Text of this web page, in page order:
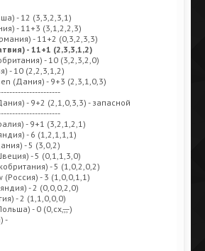
- 12 (3,3,2,3,1)
- 11+3 (3,1,2,2,3)
- 11+2 (0,3,2,3,3)
- 11+1 (2,3,3,1,2)
- 10 (3,2,3,2,0)
- 10 (2,2,3,1,2)
(Дания) - 9+3 (2,3,1,0,3)
- 9+2 (2,1,0,3,3) - запасной
- 9+1 (3,2,1,2,1)
- 6 (1,2,1,1,1)
- 5 (3,0,2)
- 5 (0,1,1,3,0)
- 5 (1,0,2,0,2)
(Россия) - 3 (1,0,0,1,1)
- 2 (0,0,0,2,0)
- 2 (1,1,0,0,0)
- 0 (0,сх,-,-,-)
-